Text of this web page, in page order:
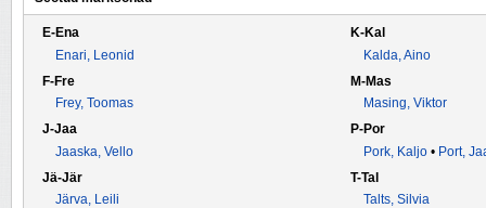
E-Ena
Enari, Leonid
F-Fre
Frey, Toomas
J-Jaa
Jaaska, Vello
Jä-Jär
Järva, Leili
K-Kal
Kalda, Aino
M-Mas
Masing, Viktor
P-Por
Pork, Kaljo • Port,
T-Tal
Talts, Silvia